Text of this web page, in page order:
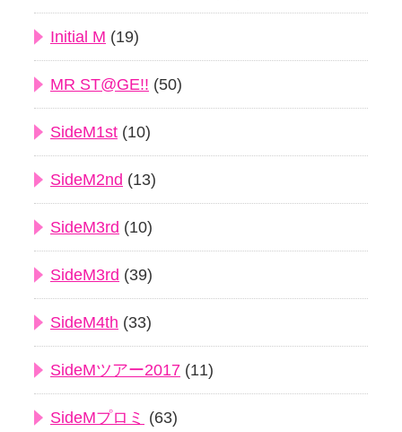
Initial M (19)
MR ST@GE!! (50)
SideM1st (10)
SideM2nd (13)
SideM3rd (10)
SideM3rd (39)
SideM4th (33)
SideMツアー2017 (11)
SideMプロミ (63)